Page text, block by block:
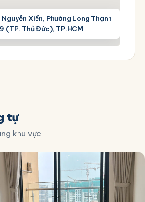
Nguyễn Xiển, Phường Long Thạnh
(TP. Thủ Đức), TP.HCM
tự
khu vực